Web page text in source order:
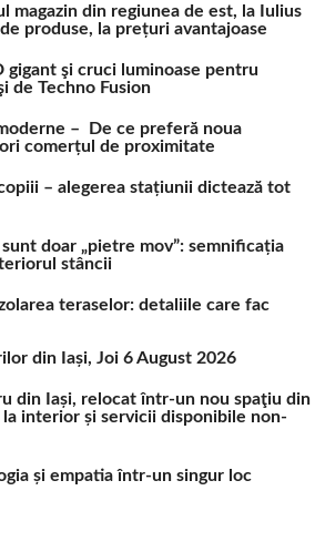
magazin din regiunea de est, la Iulius
produse, la prețuri avantajoase
gigant şi cruci luminoase pentru
de Techno Fusion
– De ce preferă noua
comerțul de proximitate
– alegerea stațiunii dictează tot
doar „pietre mov”: semnificația
stâncii
teraselor: detaliile care fac
din Iași, Joi 6 August 2026
din Iași, relocat într-un nou spaţiu din
la interior și servicii disponibile non-
și empatia într-un singur loc